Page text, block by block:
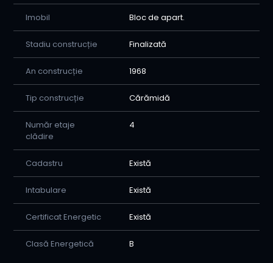
Imobil Bloc de apart.
Stadiu construcție Finalizată
An construcție 1968
Tip construcție Cărămidă
Număr etaje
clădire
4
Cadastru Există
Intabulare Există
Certificat Energetic Există
Clasă Energetică B